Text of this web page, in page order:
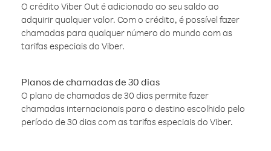
O crédito Viber Out é adicionado ao seu saldo ao
adquirir qualquer valor. Com o crédito, é possível fazer
chamadas para qualquer número do mundo com as
tarifas especiais do Viber.
Planos de chamadas de 30 dias
O plano de chamadas de 30 dias permite fazer
chamadas internacionais para o destino escolhido pelo
período de 30 dias com as tarifas especiais do Viber.